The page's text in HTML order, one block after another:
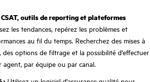
outils de reporting et plateformes
les tendances, repérez les problèmes et
au fil du temps. Recherchez des mises à
des options de filtrage et la possibilité d'effectuer
agent, par équipe ou par canal.